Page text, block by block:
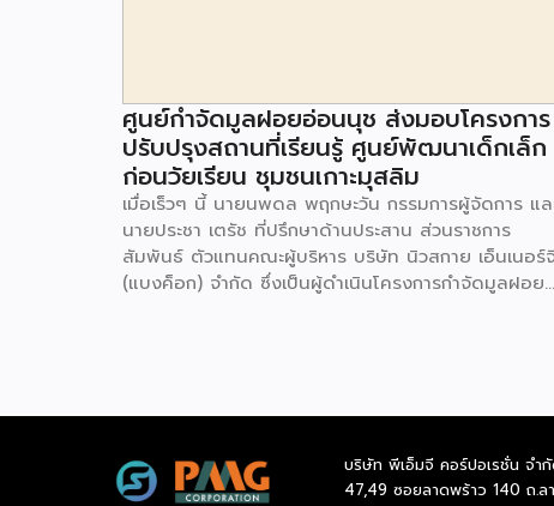
ศูนย์กำจัดมูลฝอยอ่อนนุช ส่งมอบโครงการ
ปรับปรุงสถานที่เรียนรู้ ศูนย์พัฒนาเด็กเล็ก
ก่อนวัยเรียน ชุมชนเกาะมุสลิม
เมื่อเร็วๆ นี้ นายนพดล พฤกษะวัน กรรมการผู้จัดการ แล
นายประชา เตรัช ที่ปรึกษาด้านประสาน ส่วนราชการ
สัมพันธ์ ตัวแทนคณะผู้บริหาร บริษัท นิวสกาย เอ็นเนอร์
(แบงค็อก) จํากัด ซึ่งเป็นผู้ดำเนินโครงการกำจัดมูลฝอย
ประเวศ เขตประเวศ กรุงเทพมหานคร ทั้งนี้โครงการ
ชุมชนเกาะมุสลิม ตั้งอยู่ในซอยอ่อนนุช 86 ดำเนินการขึ้น
เพื่อเพิ่มพื้นที่การเรียนรู้เพิ่มเติมนอกห้องเรียน และใช้เป็น
บริษัท พีเอ็มจี คอร์ปอเรชั่น จำ
47,49 ซอยลาดพร้าว 140 ถ.ล